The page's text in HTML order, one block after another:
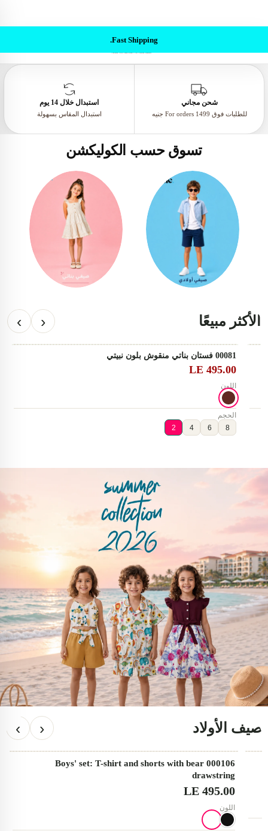
Fast Shipping.
Buy 3, get 2 free
شحن مجاني
للطلبات فوق For orders 1499 جنيه
استبدال خلال 14 يوم
استبدال المقاس بسهولة
تسوق حسب الكوليكشن
الأكثر مبيعًا ‹ ›
♡الأكثر مبيعًا
00081 فستان بناتي منقوش بلون نبيتي
LE 495.00
اللون
الحجم
2
4 6 8
صيف الأولاد ‹ ›
♡
مختار
000106 Boys' set: T-shirt and shorts with bear
drawstring
LE 495.00
اللون